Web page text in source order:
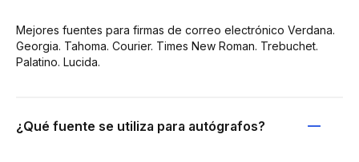
Mejores fuentes para firmas de correo electrónico Verdana.
Georgia. Tahoma. Courier. Times New Roman. Trebuchet.
Palatino. Lucida.
¿Qué fuente se utiliza para autógrafos?